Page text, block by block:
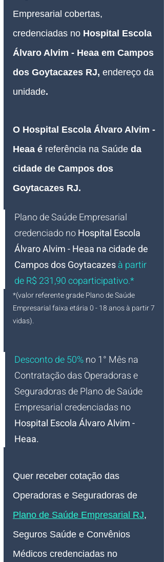
Empresarial cobertas,
credenciadas no Hospital Escola
Álvaro Alvim - Heaa em Campos
dos Goytacazes RJ, endereço da
unidade.
O Hospital Escola Álvaro Alvim -
Heaa é referência na Saúde da
cidade de Campos dos
Goytacazes RJ.
Plano de Saúde Empresarial
credenciado no Hospital Escola
Álvaro Alvim - Heaa na cidade de
Campos dos Goytacazes à partir
de R$ 231,90 coparticipativo.*
*(valor referente grade Plano de Saúde
Empresarial faixa etária 0 - 18 anos à partir 7
vidas).
Desconto de 50%no 1° Mês na
Contratação das Operadoras e
Seguradoras de Plano de Saúde
Empresarial credenciadas no
Hospital Escola Álvaro Alvim -
Heaa.
Quer receber cotação das
Operadoras e Seguradoras de
Plano de Saúde Empresarial RJ,
Seguros Saúde e Convênios
Médicos credenciadas no